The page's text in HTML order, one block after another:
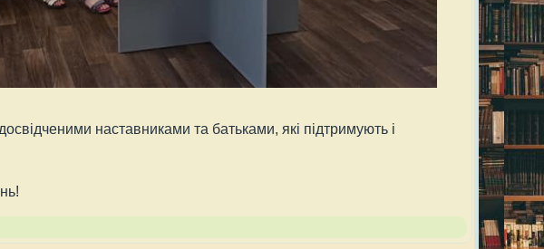
наставниками та батьками, які підтримують і